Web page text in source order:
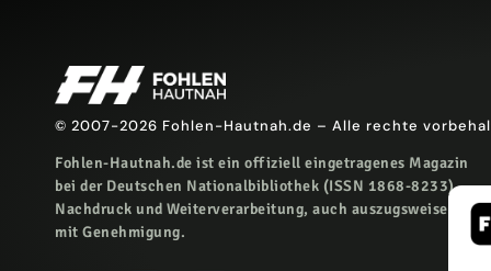
© 2007-2026 Fohlen-Hautnah.de – Alle rechte
Fohlen-Hautnah.de ist ein offiziell eingetragenes Magazin
bei der Deutschen Nationalbibliothek (ISSN 1868-8233).
Nachdruck und Weiterverarbeitung, auch auszugsweise, nur
mit Genehmigung.